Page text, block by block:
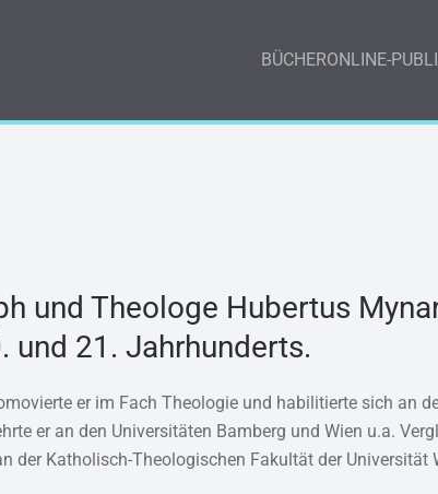
BÜCHERONLINE-
und Theologe Hubertus
und 21. Jahrhunderts.
er im Fach Theologie und habilitierte sich an
er an den Universitäten Bamberg und Wien u.a.
der Katholisch-Theologischen Fakultät der Universität